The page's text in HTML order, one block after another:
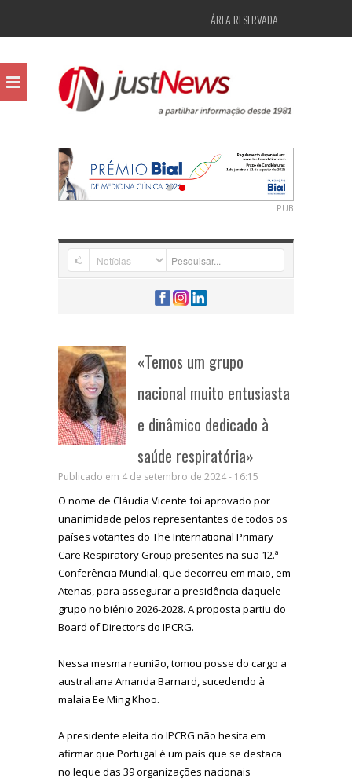
ÁREA RESERVADA
PUB
«Temos um grupo
nacional muito entusiasta
e dinâmico dedicado à
saúde respiratória»
Publicado em 4 de setembro de 2024 - 16:15
O nome de Cláudia Vicente foi aprovado por
unanimidade pelos representantes de todos os
países votantes do The International Primary
Care Respiratory Group presentes na sua 12.ª
Conferência Mundial, que decorreu em maio, em
Atenas, para assegurar a presidência daquele
grupo no biénio 2026-2028. A proposta partiu do
Board of Directors do IPCRG.
Nessa mesma reunião, tomou posse do cargo a
australiana Amanda Barnard, sucedendo à
malaia Ee Ming Khoo.
A presidente eleita do IPCRG não hesita em
afirmar que Portugal é um país que se destaca
no leque das 39 organizações nacionais